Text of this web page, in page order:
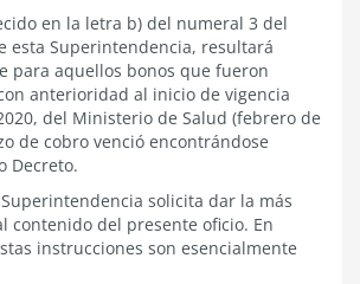
en la letra b) del numeral 3 del
esta Superintendencia, resultará
para aquellos bonos que fueron
anterioridad al inicio de vigencia
del Ministerio de Salud (febrero de
de cobro venció encontrándose
Decreto.
solicita dar la más
contenido del presente oficio. En
instrucciones son esencialmente